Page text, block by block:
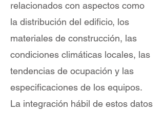
relacionados con aspectos como
la distribución del edificio, los
materiales de construcción, las
condiciones climáticas locales, las
tendencias de ocupación y las
especificaciones de los equipos.
La integración hábil de estos datos